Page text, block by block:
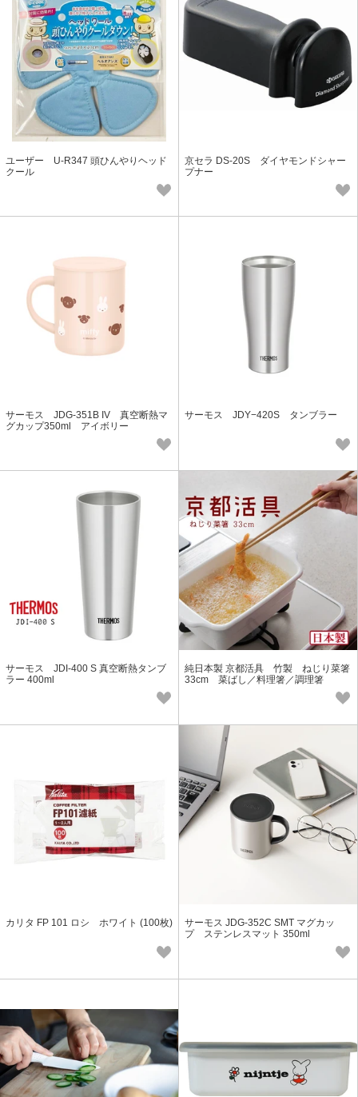
ユーザー U-R347 頭ひんやりヘッド
クール
京セラ DS-20S ダイヤモンドシャー
プナー
サーモス JDG-351B IV 真空断熱マ
グカップ350ml アイボリー
サーモス JDY−420S タンブラー
サーモス JDI-400 S 真空断熱タンブ
ラー 400ml
純日本製 京都活具 竹製 ねじり菜箸
33cm 菜ばし／料理箸／調理箸
カリタ FP 101 ロシ ホワイト (100枚)
サーモス JDG-352C SMT マグカッ
プ ステンレスマット 350ml